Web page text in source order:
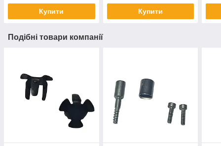
Купити Купити
Подібні товари компанії